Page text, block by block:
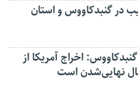
در‌ گنبدکاووس و استان
اخراج آمریکا از
نهایی‌شدن است